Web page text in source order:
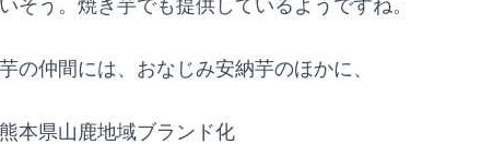
そう。焼き芋でも提供しているようですね。
の仲間には、おなじみ安納芋のほかに、
本県山鹿地域ブランド化